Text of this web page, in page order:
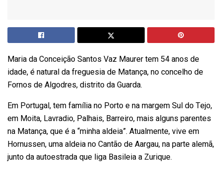
Maria da Conceição Santos Vaz Maurer tem 54 anos de
idade, é natural da freguesia de Matança, no concelho de
Fornos de Algodres, distrito da Guarda.
Em Portugal, tem família no Porto e na margem Sul do Tejo,
em Moita, Lavradio, Palhais, Barreiro, mais alguns parentes
na Matança, que é a “minha aldeia”. Atualmente, vive em
Hornussen, uma aldeia no Cantão de Aargau, na parte alemã,
junto da autoestrada que liga Basileia a Zurique.